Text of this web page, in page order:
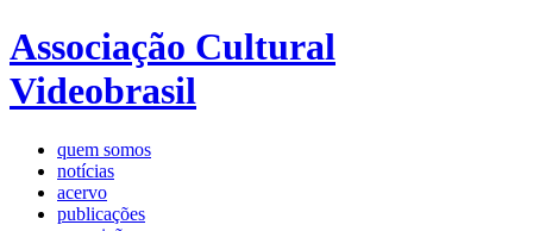
Associação Cultural
Videobrasil
quem somos
notícias
acervo
publicações